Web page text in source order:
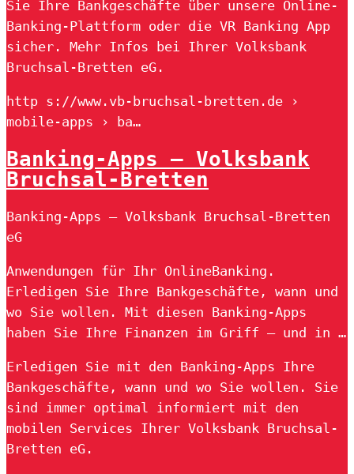
Sie Ihre Bankgeschäfte über unsere Online-
Banking-Plattform oder die VR Banking App
sicher. Mehr Infos bei Ihrer Volksbank
Bruchsal-Bretten eG.
http s://www.vb-bruchsal-bretten.de ›
mobile-apps › ba…
Banking-Apps – Volksbank
Bruchsal-Bretten
Banking-Apps – Volksbank Bruchsal-Bretten
eG
Anwendungen für Ihr OnlineBanking.
Erledigen Sie Ihre Bankgeschäfte, wann und
wo Sie wollen. Mit diesen Banking-Apps
haben Sie Ihre Finanzen im Griff – und in …
Erledigen Sie mit den Banking-Apps Ihre
Bankgeschäfte, wann und wo Sie wollen. Sie
sind immer optimal informiert mit den
mobilen Services Ihrer Volksbank Bruchsal-
Bretten eG.